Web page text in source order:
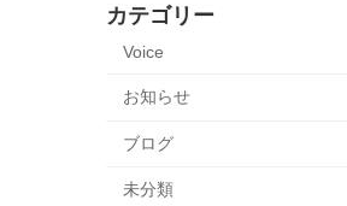
カテゴリー
Voice
お知らせ
ブログ
未分類